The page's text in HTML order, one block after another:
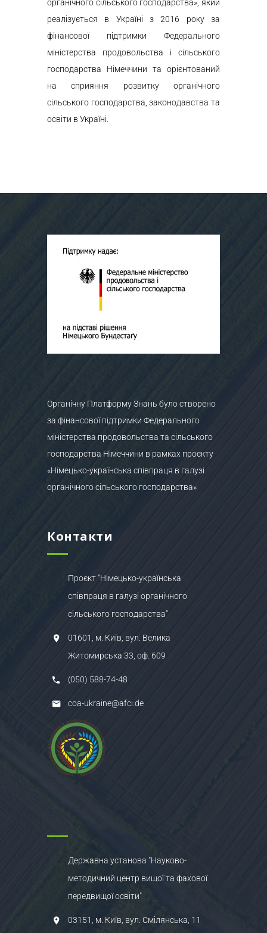
органічного сільського господарства», який
реалізується в Україні з 2016 року за
фінансової підтримки Федерального
міністерства продовольства і сільського
господарства Німеччини та орієнтований
на сприяння розвитку органічного
сільського господарства, законодавства та
освіти в Україні.
Органічну Платформу Знань було створено
за фінансової підтримки Федерального
міністерства продовольства та сільського
господарства Німеччини в рамках проєкту
«Німецько-українська співпраця в галузі
органічного сільського господарства»
Контакти
Проєкт "Німецько-українська
співпраця в галузі органічного
сільського господарства"
01601, м. Київ, вул. Велика
Житомирська 33, оф. 609
(050) 588-74-48
coa-ukraine@afci.de
Державна установа "Науково-
методичний центр вищої та фахової
передвищої освіти"
03151, м. Київ, вул. Смілянська, 11